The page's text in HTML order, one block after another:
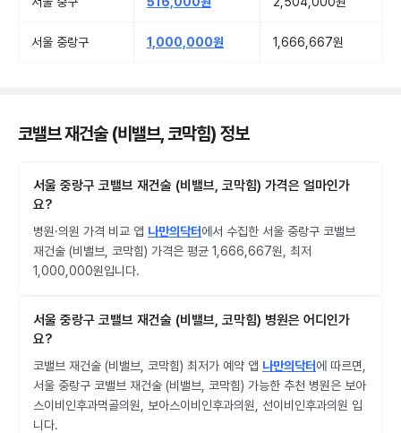
서울 중랑구 1,000,000원 1,666,667원
코밸브 재건술 (비밸브, 코막힘) 정보
서울 중랑구 코밸브 재건술 (비밸브, 코막힘) 가격은 얼마인가
요?
병원·의원 가격 비교 앱 나만의닥터에서 수집한 서울 중랑구 코밸브
재건술 (비밸브, 코막힘) 가격은 평균 1,666,667원, 최저
1,000,000원입니다.
서울 중랑구 코밸브 재건술 (비밸브, 코막힘) 병원은 어디인가
요?
코밸브 재건술 (비밸브, 코막힘) 최저가 예약 앱 나만의닥터에 따르면,
서울 중랑구 코밸브 재건술 (비밸브, 코막힘) 가능한 추천 병원은 보아
스이비인후과먹골의원, 보아스이비인후과의원, 선이비인후과의원 입
니다.